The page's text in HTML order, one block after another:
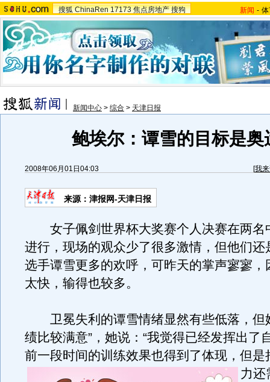
搜狐 ChinaRen 17173 焦点房地产 搜狗 新闻 -
新闻中心 > 综合 > 天津日报
鲍埃尔：谭雪的目标是奥
2008年06月01日04:03 [我
来源：津报网-天津日报
女子佩剑世界杯大奖赛个人决赛在两名
进行，现场的观众少了很多激情，但他们还
选手谭雪更多的欢呼，可昨天的掌声寥寥，
太快，输得也较多。
卫冕失利的谭雪情绪显然有些低落，但
绩比较满意”，她说：“我觉得已经发挥出了
前一段时间的训练效果也得到了体现，但是
力还